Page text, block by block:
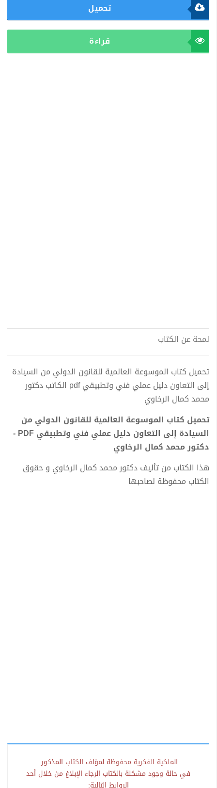
تحميل
قراءة
لمحة عن الكتاب
تحميل كتاب الموسوعة العالمية للقانون الدولي من السيادة
إلى التعاون دليل عملي فني وتطبيقي pdf الكاتب دكتور
محمد كمال الرخاوي
تحميل كتاب الموسوعة العالمية للقانون الدولي من
السيادة إلى التعاون دليل عملي فني وتطبيقي PDF -
دكتور محمد كمال الرخاوي
هذا الكتاب من تأليف دكتور محمد كمال الرخاوي و حقوق
الكتاب محفوظة لصاحبها
الملكية الفكرية محفوظة لمؤلف الكتاب المذكور.
في حالة وجود مشكلة بالكتاب الرجاء الإبلاغ من خلال أحد